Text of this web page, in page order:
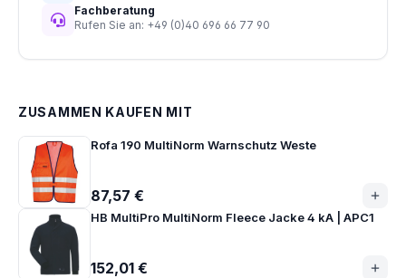
Fachberatung
Rufen Sie an: +49 (0)40 696 66 77 90
ZUSAMMEN KAUFEN MIT
Rofa 190 MultiNorm Warnschutz Weste
87,57 €
HB MultiPro MultiNorm Fleece Jacke 4 kA | APC1
152,01 €